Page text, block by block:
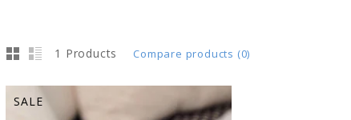
1 Products Compare products (0)
SALE